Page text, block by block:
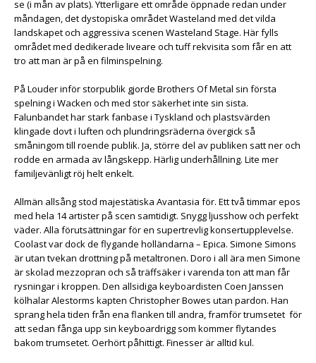
se (i mån av plats). Ytterligare ett område öppnade redan under
måndagen, det dystopiska området Wasteland med det vilda
landskapet och aggressiva scenen Wasteland Stage. Här fylls
området med dedikerade liveare och tuff rekvisita som får en att
tro att man är på en filminspelning.
På Louder inför storpublik gjorde Brothers Of Metal sin första
spelning i Wacken och med stor säkerhet inte sin sista.
Falunbandet har stark fanbase i Tyskland och plastsvärden
klingade dovt i luften och plundringsräderna övergick så
småningom till roende publik. Ja, större del av publiken satt ner och
rodde en armada av långskepp. Härlig underhållning. Lite mer
familjevänligt röj helt enkelt.
Allmän allsång stod majestätiska Avantasia för. Ett två timmar epos
med hela 14 artister på scen samtidigt. Snygg ljusshow och perfekt
väder. Alla förutsättningar för en supertrevlig konsertupplevelse.
Coolast var dock de flygande holländarna – Epica. Simone Simons
är utan tvekan drottning på metaltronen. Doro i all ära men Simone
är skolad mezzopran och så träffsäker i varenda ton att man får
rysningar i kroppen. Den allsidiga keyboardisten Coen Janssen
kölhalar Alestorms kapten Christopher Bowes utan pardon. Han
sprang hela tiden från ena flanken till andra, framför trumsetet för
att sedan fånga upp sin keyboardrigg som kommer flytandes
bakom trumsetet. Oerhört påhittigt. Finesser är alltid kul.